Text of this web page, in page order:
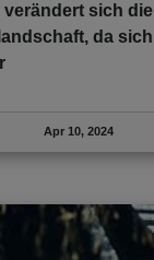
verändert sich die
da
Apr 10, 2024